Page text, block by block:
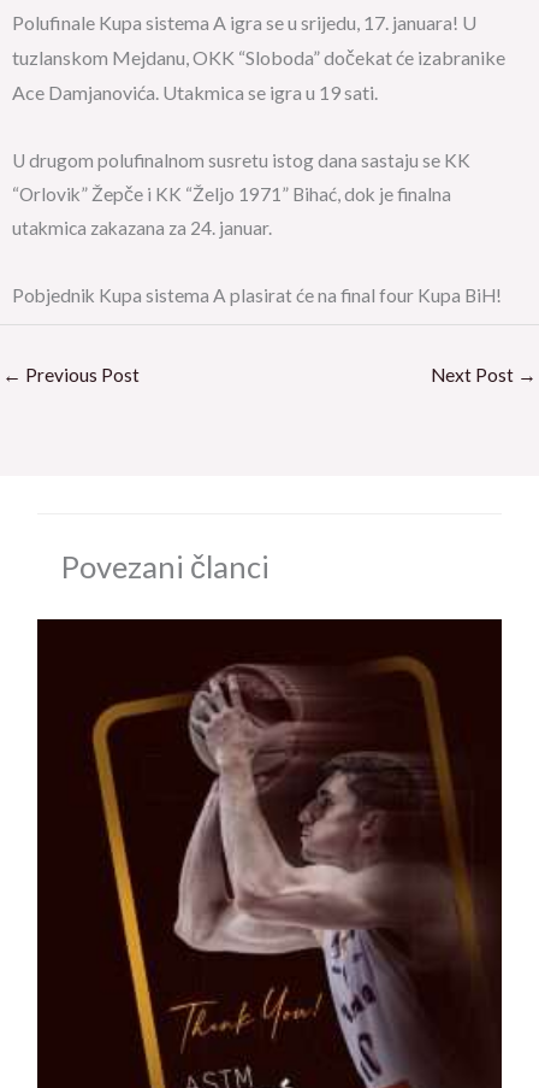
Polufinale Kupa sistema A igra se u srijedu, 17. januara! U
tuzlanskom Mejdanu, OKK “Sloboda” dočekat će izabranike
Ace Damjanovića. Utakmica se igra u 19 sati.
U drugom polufinalnom susretu istog dana sastaju se KK
“Orlovik” Žepče i KK “Željo 1971” Bihać, dok je finalna
utakmica zakazana za 24. januar.
Pobjednik Kupa sistema A plasirat će na final four Kupa BiH!
← Previous Post Next Post →
Povezani članci